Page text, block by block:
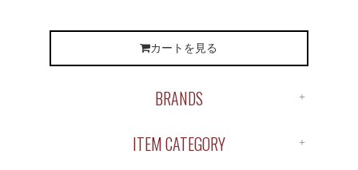
カートを見る
BRANDS
ANTIDOTE
ITEM CATEGORY